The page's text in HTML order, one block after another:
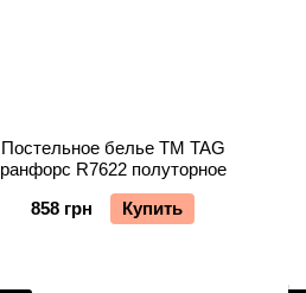
Постельное белье TM TAG
ранфорс R7622 полуторное
858 грн
Купить